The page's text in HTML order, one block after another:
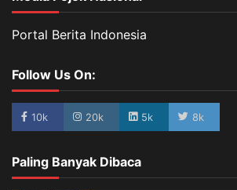
Portal Berita Indonesia
Follow Us On:
10k 20k 5k 8k
Paling Banyak Dibaca